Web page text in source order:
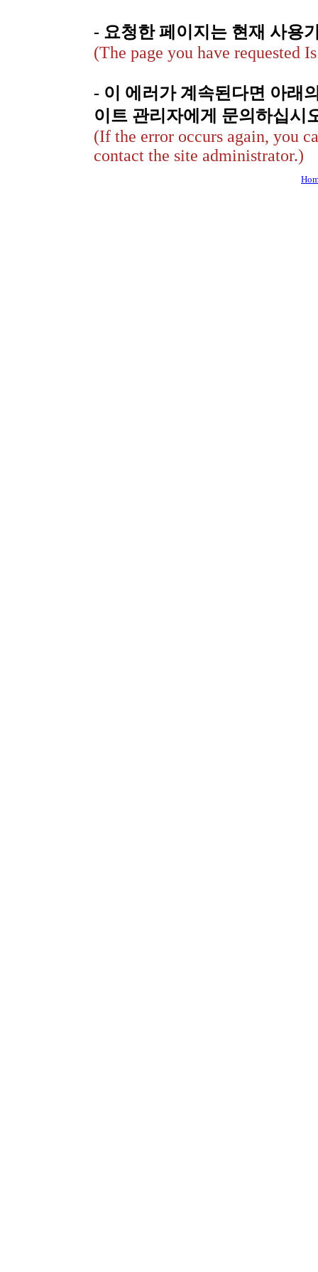
- 요청한 페이지는 현재 사용
(The page you have requested
- 이 에러가 계속된다면 아래
이트 관리자에게 문의하십시
(If the error occurs again, you
contact the site administrator.)